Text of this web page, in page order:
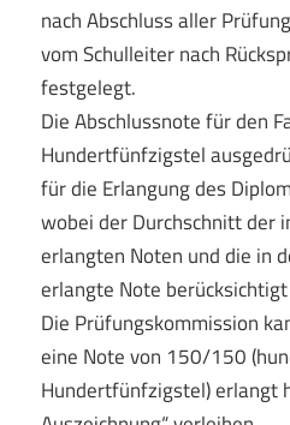
nach Abschluss aller
vom Schulleiter nach
festgelegt.
Die Abschlussnote für den
Hundertfünfzigstel
für die Erlangung des
wobei der Durchschnitt der
erlangten Noten und die in
erlangte Note
Die Prüfungskommission
eine Note von 150/150
Hundertfünfzigstel) erlangt